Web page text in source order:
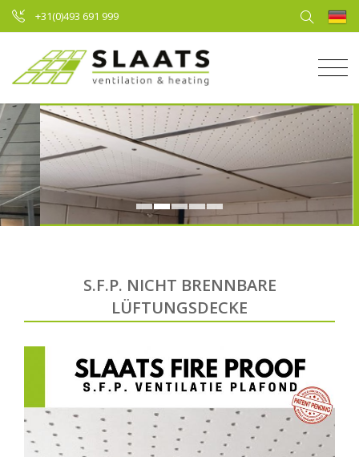
+31(0)493 691 999
S.F.P. NICHT BRENNBARE
LÜFTUNGSDECKE